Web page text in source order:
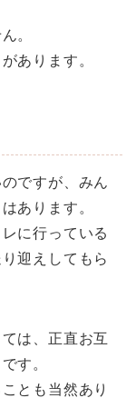
。
あります。
ですが、みん
あります。
に行っている
迎えしてもら
は、正直お互
す。
とも当然あり